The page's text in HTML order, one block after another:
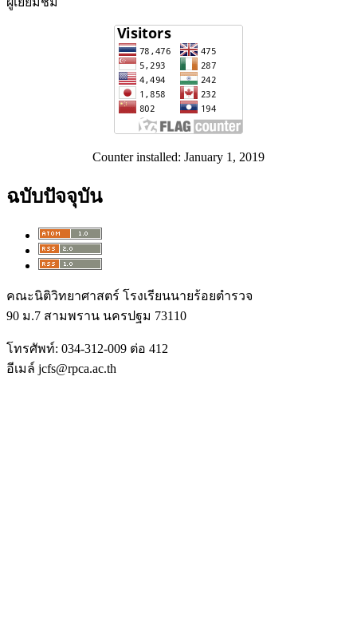
Counter installed: January 1, 2019
ฉบับปัจจุบัน
คณะนิติวิทยาศาสตร์ โรงเรียนนายร้อยตำรวจ
90 ม.7 สามพราน นครปฐม 73110
โทรศัพท์: 034-312-009 ต่อ 412
อีเมล์ jcfs@rpca.ac.th